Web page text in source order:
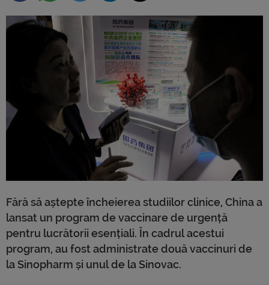
Fără să aștepte încheierea studiilor clinice, China a
lansat un program de vaccinare de urgență
pentru lucrătorii esențiali. În cadrulacestui
program, au fost administrate două vaccinuri de
la Sinopharm și unul de la Sinovac.